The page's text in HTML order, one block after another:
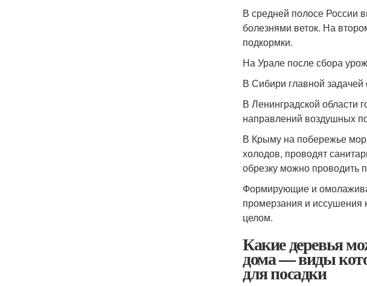
В средней полосе России
болезнями веток. На
подкормки.
На Урале после сбора
В Сибири главной
В Ленинградской области
направлений воздушных
В Крыму на побережье
холодов, проводят
обрезку можно проводить
Формирующие и
промерзания и иссушения
целом.
Какие деревья
дома — виды
для посадки